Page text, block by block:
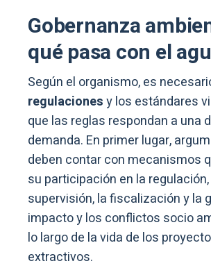
Gobernanza
qué pasa con el
Según el organismo, es
regulacionesy los estándares
que las reglas respondan a una
demanda. En primer lugar,
deben contar con mecanismos
su participación en la
supervisión, la fiscalización y la
impacto y los conflictos socio
lo largo de la vida de los
extractivos.